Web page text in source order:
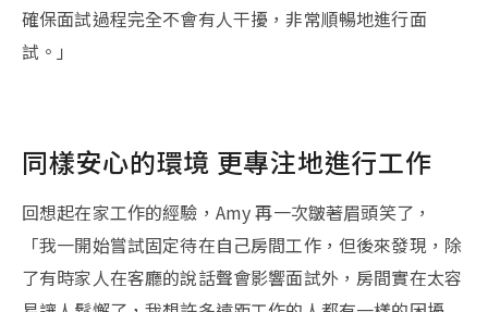
確保面試過程完全不會有人干擾，非常順暢地進行面
試。」
同樣安心的環境 更專注地進行工作
回想起在家工作的經驗，Amy 再一次皺著眉頭笑了，
「我一開始嘗試固定待在自己房間工作，但後來發現，除
了有時家人在客廳的說話聲會影響面試外，房間實在太容